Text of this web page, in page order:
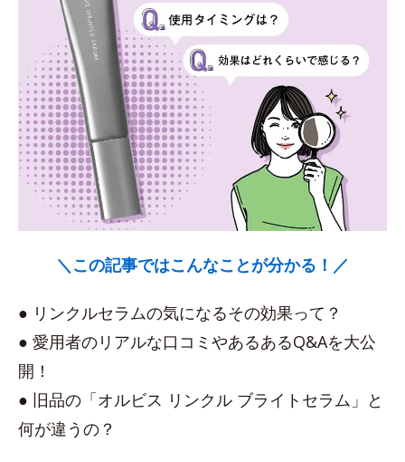
＼この記事ではこんなことが分かる！／
● リンクルセラムの気になるその効果って？
● 愛用者のリアルな口コミやあるあるQ&Aを大公
開！
● 旧品の「オルビス リンクル ブライトセラム」と
何が違うの？